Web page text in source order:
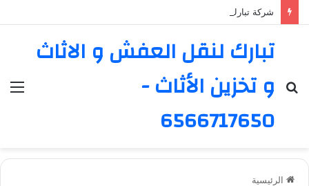
تبارك لنقل العفش و الاثاث
و تخزين الأثاث -
6566717650
بحث
الرئيسية